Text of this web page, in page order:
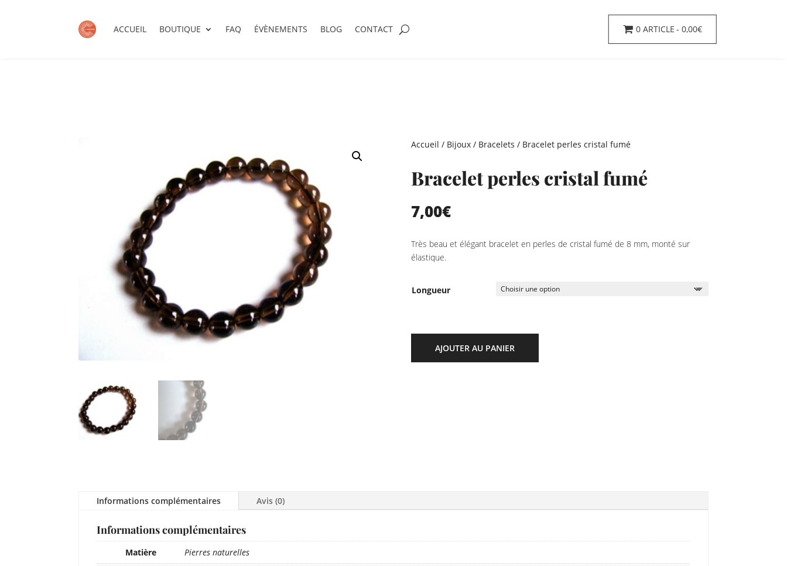
ACCUEIL BOUTIQUE FAQ ÉVÈNEMENTS BLOG CONTACT 0 ARTICLE 0,00€
Accueil / Bijoux/ Bracelets / Bracelet perles cristal fumé
Bracelet perles cristal fumé
7,00€
Très beau et élégant bracelet en perles de cristal fumé de 8 mm, monté sur
élastique.
Longueur
AJOUTER AU PANIER
Informations complémentaires Avis (0)
Informations complémentaires
Matière
Pierres naturelles